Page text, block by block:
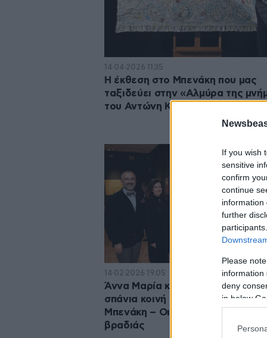
If you wish
sensitive
confirm
continue
information
further
Please
information
deny
in below
14·04·2026 11:35
Η έκθεση στο Μπενάκη που μας
ταξιδεύει στην «Αλμύρα της
του Αντώνη Καστρινάκη
14·02·2026 19:05
Άννα Μαρία και Παύλος Ντε
σπάνια κοινή εμφάνιση στο
Μπενάκη – Οι λεπτομέρειες της
βραδιάς